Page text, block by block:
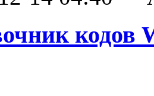
кодов